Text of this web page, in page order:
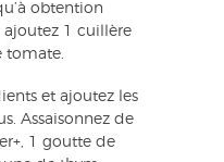
obtention
ajoutez 1 cuillère
tomate.
et ajoutez les
Assaisonnez de
1 goutte de